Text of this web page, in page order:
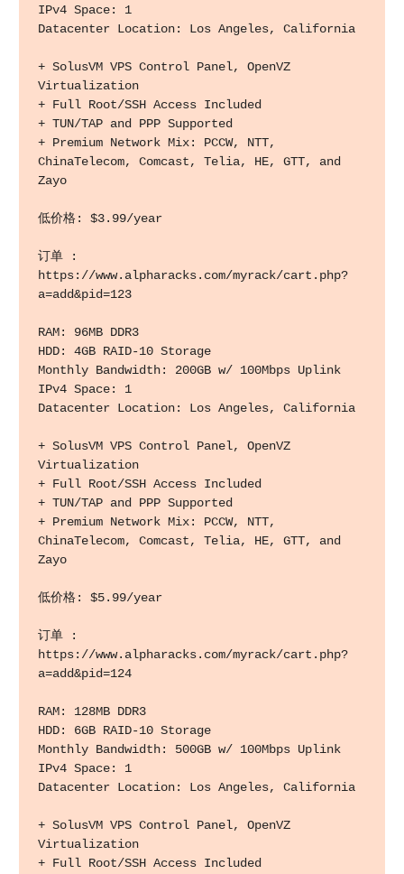
IPv4 Space: 1
Datacenter Location: Los Angeles, California
+ SolusVM VPS Control Panel, OpenVZ
Virtualization
+ Full Root/SSH Access Included
+ TUN/TAP and PPP Supported
+ Premium Network Mix: PCCW, NTT,
ChinaTelecom, Comcast, Telia, HE, GTT, and
Zayo
低价格: $3.99/year
订单 :
https://www.alpharacks.com/myrack/cart.php?
a=add&pid=123
RAM: 96MB DDR3
HDD: 4GB RAID-10 Storage
Monthly Bandwidth: 200GB w/ 100Mbps Uplink
IPv4 Space: 1
Datacenter Location: Los Angeles, California
+ SolusVM VPS Control Panel, OpenVZ
Virtualization
+ Full Root/SSH Access Included
+ TUN/TAP and PPP Supported
+ Premium Network Mix: PCCW, NTT,
ChinaTelecom, Comcast, Telia, HE, GTT, and
Zayo
低价格: $5.99/year
订单 :
https://www.alpharacks.com/myrack/cart.php?
a=add&pid=124
RAM: 128MB DDR3
HDD: 6GB RAID-10 Storage
Monthly Bandwidth: 500GB w/ 100Mbps Uplink
IPv4 Space: 1
Datacenter Location: Los Angeles, California
+ SolusVM VPS Control Panel, OpenVZ
Virtualization
+ Full Root/SSH Access Included